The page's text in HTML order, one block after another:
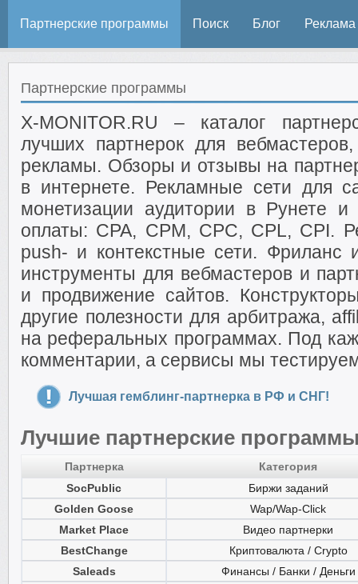
Партнерские программы Поиск Блог Реклама
Партнерские программы
X-MONITOR.RU – каталог
лучших партнерок для
рекламы. Обзоры и отзывы на
в интернете. Рекламные сети для
монетизации аудитории в Рунете
оплаты: CPA, CPM, CPC, CPL, CPI.
push- и контекстные сети. Фриланс
инструменты для вебмастеров и
и продвижение сайтов.
другие полезности для арбитража,
на реферальных программах. Под
комментарии, а сервисы мы
Лучшая гемблинг-партнерка в РФ и СНГ!
Лучшие партнерские
Партнерка
Категория
SocPublic
Биржи заданий
Golden Goose
Wap/Wap-Click
Market Place
Видео партнерки
BestChange
Криптовалюта / Crypto
Saleads
Финансы / Банки / Деньги